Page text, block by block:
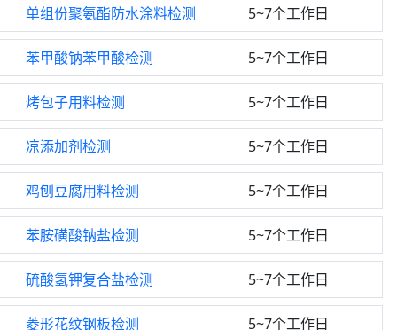
单组份聚氨酯防水涂料检测 5~7个工作日
苯甲酸钠苯甲酸检测 5~7个工作日
烤包子用料检测 5~7个工作日
凉添加剂检测 5~7个工作日
鸡刨豆腐用料检测 5~7个工作日
苯胺磺酸钠盐检测 5~7个工作日
硫酸氢钾复合盐检测 5~7个工作日
菱形花纹钢板检测 5~7个工作日